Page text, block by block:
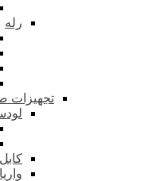
رله
تجهیزات